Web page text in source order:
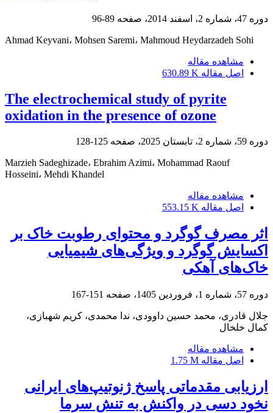
دوره 47، شماره 2، اسفند 2014، صفحه 89-96
Ahmad Keyvani، Mohsen Saremi، Mahmoud Heydarzadeh Sohi
مشاهده مقاله
اصل مقاله 630.89 K
The electrochemical study of pyrite
oxidation in the presence of ozone
دوره 59، شماره 2، تابستان 2025، صفحه 125-128
Marzieh Sadeghizade، Ebrahim Azimi، Mohammad Raouf
Hosseini، Mehdi Khandel
مشاهده مقاله
اصل مقاله 553.15 K
اثر مصرف گوگرد و محتوای رطوبت خاک بر
اکسایش گوگرد و ویژگی‌های شیمیایی
خاک‌های آهکی
دوره 57، شماره 1، فروردین 1405، صفحه 151-167
جلال قادری، محمد حسین داوودی، ندا محمدی، کریم شهبازی،
کمال خلخال
مشاهده مقاله
اصل مقاله 1.75 M
ارزیابی مقدماتی پاسخ ژنوتیپ‌های ایرانی
نخود دسی در واکنش به تنش سرما